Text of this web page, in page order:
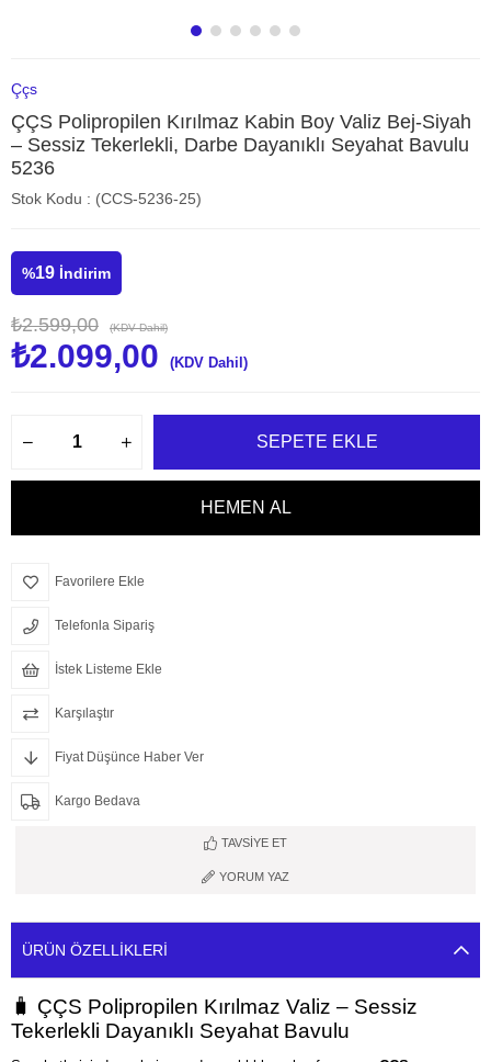
Ççs
ÇÇS Polipropilen Kırılmaz Kabin Boy Valiz Bej-Siyah
– Sessiz Tekerlekli, Darbe Dayanıklı Seyahat Bavulu
5236
Stok Kodu (CCS-5236-25)
%19 İndirim
₺2.599,00 (KDV Dahil)
₺2.099,00 (KDV Dahil)
Favorilere Ekle
Telefonla Sipariş
İstek Listeme Ekle
Karşılaştır
Fiyat Düşünce Haber Ver
Kargo Bedava
TAVSIYE ET
YORUM YAZ
ÜRÜN ÖZELLIKLERI
🧳 ÇÇS Polipropilen Kırılmaz Valiz – Sessiz
Tekerlekli Dayanıklı Seyahat Bavulu